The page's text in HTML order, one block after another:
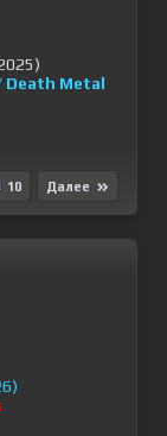
Death Metal
10 Далее